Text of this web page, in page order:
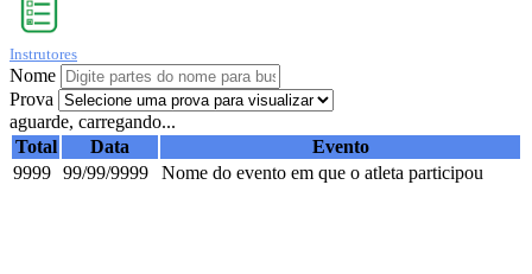
Instrutores
Nome
Prova
aguarde, carregando...
Total
Data
Evento
9999 99/99/9999 Nome do evento em que o atleta participou